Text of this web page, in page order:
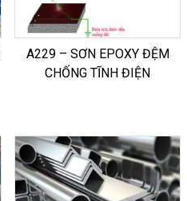
A229 – SƠN EPOXY ĐỆM
CHỐNG TĨNH ĐIỆN